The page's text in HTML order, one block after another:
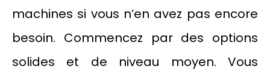
machines si vous n’en avez pas encore
besoin. Commencez par des options
solides et de niveau moyen. Vous